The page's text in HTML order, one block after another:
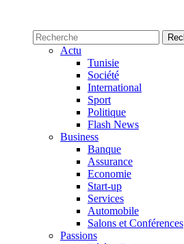
Actu
Tunisie
Société
International
Sport
Politique
Flash News
Business
Banque
Assurance
Economie
Start-up
Services
Automobile
Salons et Conférences
Passions